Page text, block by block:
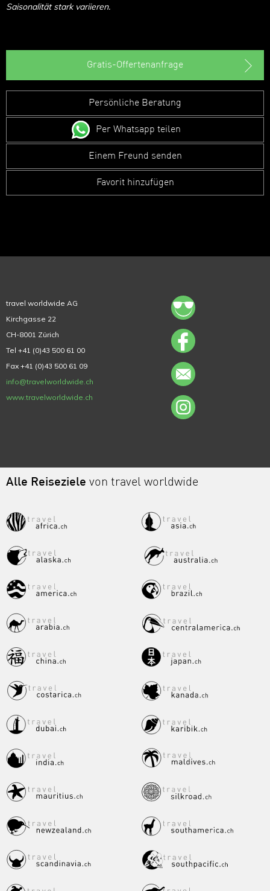
Saisonalität stark variieren.
Gratis-Offertenanfrage
Persönliche Beratung
Per Whatsapp teilen
Einem Freund senden
Favorit hinzufügen
travel worldwide AG
Kirchgasse 22
CH-8001 Zürich
Tel +41 (0)43 500 61 00
Fax +41 (0)43 500 61 09
info@travelworldwide.ch
www.travelworldwide.ch
Alle Reiseziele von travel worldwide